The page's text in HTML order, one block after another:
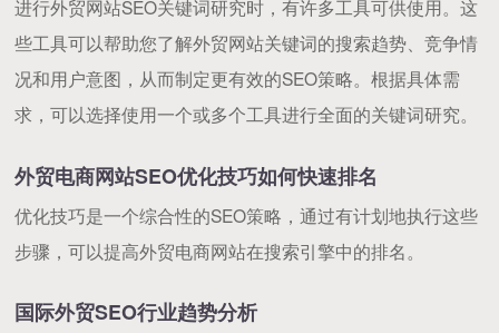
进行外贸网站SEO关键词研究时，有许多工具可供使用。这
些工具可以帮助您了解外贸网站关键词的搜索趋势、竞争情
况和用户意图，从而制定更有效的SEO策略。根据具体需
求，可以选择使用一个或多个工具进行全面的关键词研究。
外贸电商网站SEO优化技巧如何快速排名
优化技巧是一个综合性的SEO策略，通过有计划地执行这些
步骤，可以提高外贸电商网站在搜索引擎中的排名。
国际外贸SEO行业趋势分析